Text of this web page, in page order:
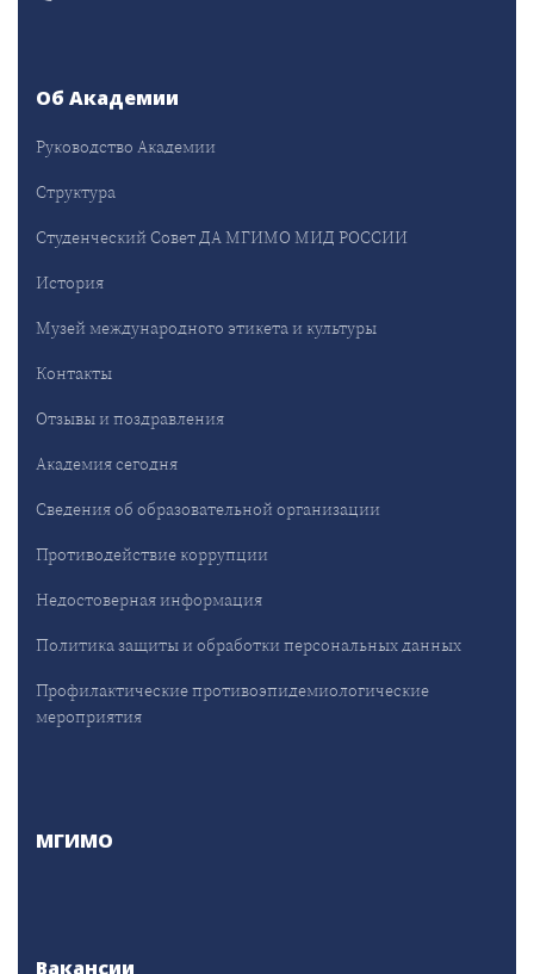
Об Академии
Руководство Академии
Структура
Студенческий Совет ДА МГИМО МИД РОССИИ
История
Музей международного этикета и культуры
Контакты
Отзывы и поздравления
Академия сегодня
Сведения об образовательной организации
Противодействие коррупции
Недостоверная информация
Политика защиты и обработки персональных данных
Профилактические противоэпидемиологические
мероприятия
МГИМО
Вакансии